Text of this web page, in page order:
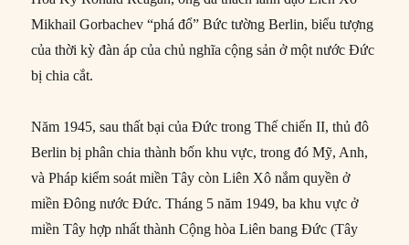
Mikhail Gorbachev “phá đổ” Bức tường Berlin, biểu tượng
của thời kỳ đàn áp của chủ nghĩa cộng sản ở một nước Đức
bị chia cắt.
Năm 1945, sau thất bại của Đức trong Thế chiến II, thủ đô
Berlin bị phân chia thành bốn khu vực, trong đó Mỹ, Anh,
và Pháp kiểm soát miền Tây còn Liên Xô nắm quyền ở
miền Đông nước Đức. Tháng 5 năm 1949, ba khu vực ở
miền Tây hợp nhất thành Cộng hòa Liên bang Đức (Tây